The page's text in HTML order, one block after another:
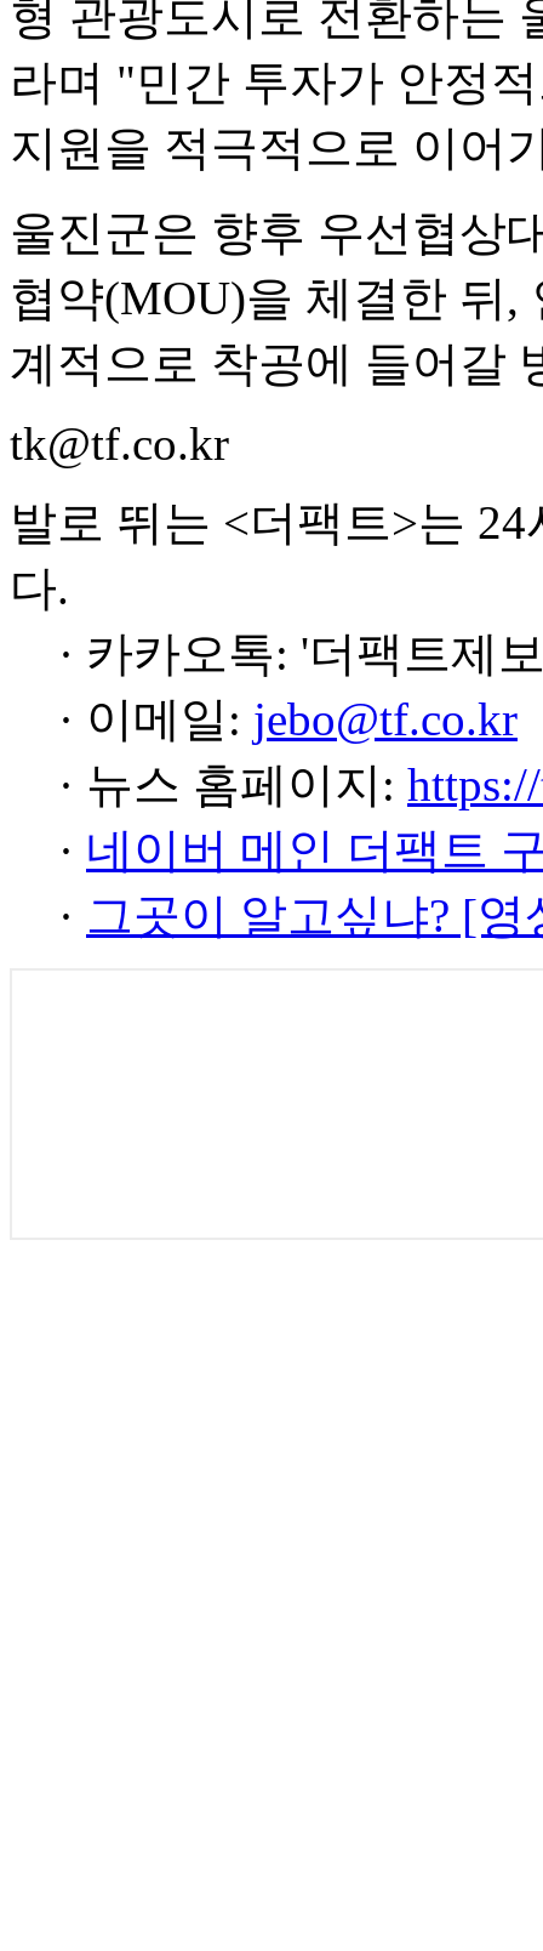
형 관광도시로 전환하는
라며 "민간 투자가 안정
지원을 적극적으로 이어
울진군은 향후 우선협상
협약(MOU)을 체결한 뒤,
계적으로 착공에 들어갈
tk@tf.co.kr
발로 뛰는 <더팩트>는
다.
· 카카오톡: '더팩트제
· 이메일: jebo@tf.co.kr
· 뉴스 홈페이지:
· 네이버 메인 더팩트
· 그곳이 알고싶냐? [